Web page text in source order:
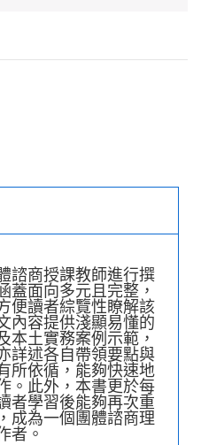
諮商授課教師進行撰
蓋面向多元且完整，
便讀者綜覽性瞭解該
內容提供淺顯易懂的
本土實務案例示範，
詳述各自帶領要點與
所依循，能夠快速地
。此外，本書更於每
者學習後能夠再次重
成為一個團體諮商理
者。